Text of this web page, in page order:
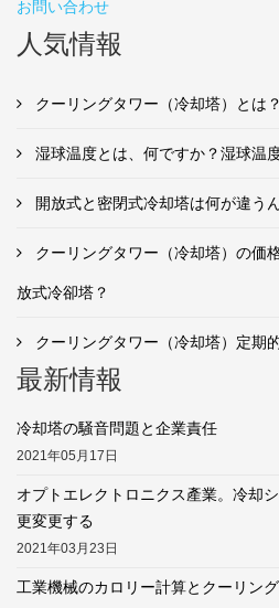
お問い合わせ
人気情報
クーリングタワー（冷却塔）と
湿球温度とは、何ですか？湿球温
開放式と密閉式冷却塔は何が違う
クーリングタワー（冷却塔）の価
放式冷卻塔？
クーリングタワー（冷却塔）定期
最新情報
冷却塔の騒音問題と企業責任
2021年05月17日
オプトエレクトロニクス產業。冷却
更変更する
2021年03月23日
工業機械のカロリー計算とクーリン